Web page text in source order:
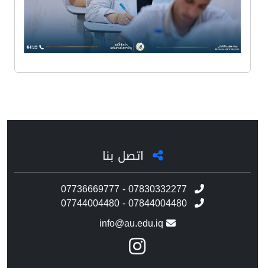
اتصل بنا
07736669777 - 07830332277
07744004480 - 07844004480
info@au.edu.iq